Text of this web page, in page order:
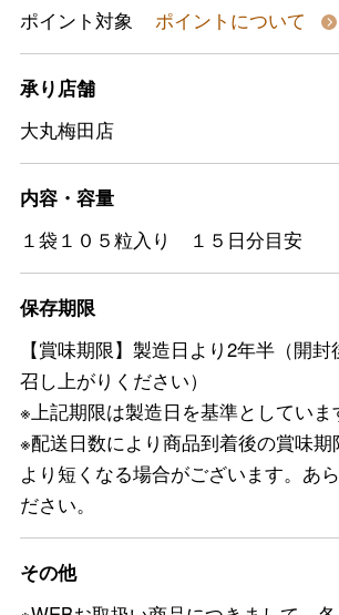
ポイント対象
ポイントについて
承り店舗
大丸梅田店
内容・容量
１袋１０５粒入り １５日分目安
保存期限
【賞味期限】製造日より2年半（開
召し上がりください）
※上記期限は製造日を基準としていま
※配送日数により商品到着後の賞味期
より短くなる場合がございます。あ
ださい。
その他